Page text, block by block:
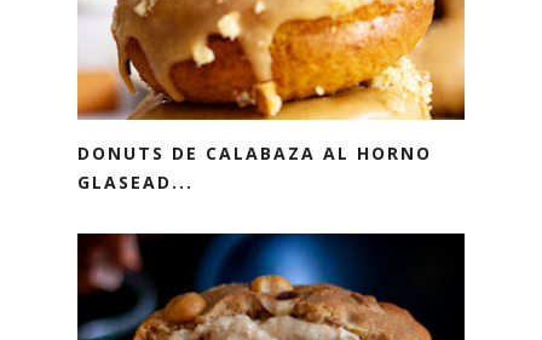
DONUTS DE CALABAZA AL HORNO
GLASEAD...